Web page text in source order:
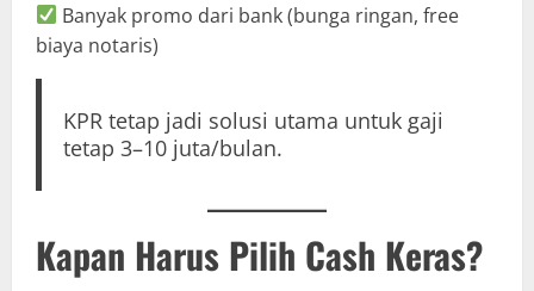
Banyak promo dari bank (bunga ringan, free
biaya notaris)
KPR tetap jadi solusi utama untuk gaji
tetap 3–10 juta/bulan.
Kapan Harus Pilih Cash Keras?